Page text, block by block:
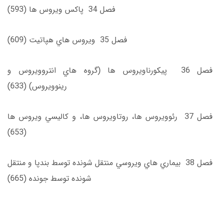
فصل 36 پيكورناويروس ‌ها (گروه‌ هاي انتروويروس و
فصل 37 رئوويروس ‌ها، روتاويروس ‌ها، و كاليسي ويروس‌ ها
فصل 38 بيماري ‌هاي ويروسي منتقل شونده توسط بندپا و منتقل